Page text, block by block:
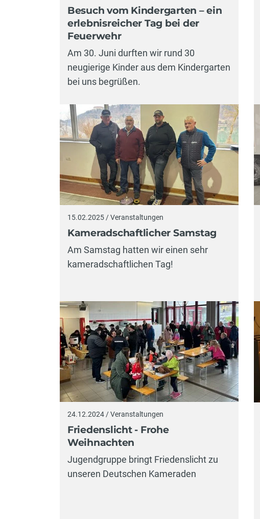
Besuch vom Kindergarten – ein
erlebnisreicher Tag bei der
Feuerwehr
Am 30. Juni durften wir rund 30
neugierige Kinder aus dem Kindergarten
bei uns begrüßen.
15.02.2025 / Veranstaltungen
Kameradschaftlicher Samstag
Am Samstag hatten wir einen sehr
kameradschaftlichen Tag!
24.12.2024 / Veranstaltungen
Friedenslicht - Frohe
Weihnachten
Jugendgruppe bringt Friedenslicht zu
unseren Deutschen Kameraden